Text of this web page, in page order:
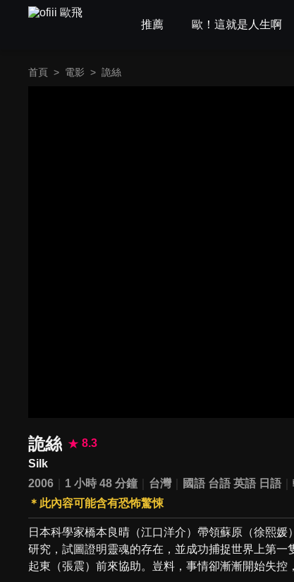
推薦 歐！這就是人生啊
首頁 > 電影 > 詭絲
詭絲
8.3
Silk
2006
1 小時 48 分鐘 台灣 國語 台語 英語 日語
＊此內容可能含有恐怖驚悚
日本科學家橋本良晴（江口洋介）帶領蘇原（徐熙
研究，試圖證明靈魂的存在，並成功捕捉世界上第
起東（張震）前來協助。豈料，事情卻漸漸開始失